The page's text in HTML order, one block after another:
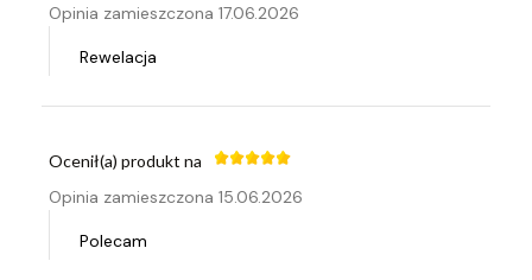
Opinia zamieszczona 17.06.2026
Rewelacja
Ocenił(a) produkt na
Opinia zamieszczona 15.06.2026
Polecam